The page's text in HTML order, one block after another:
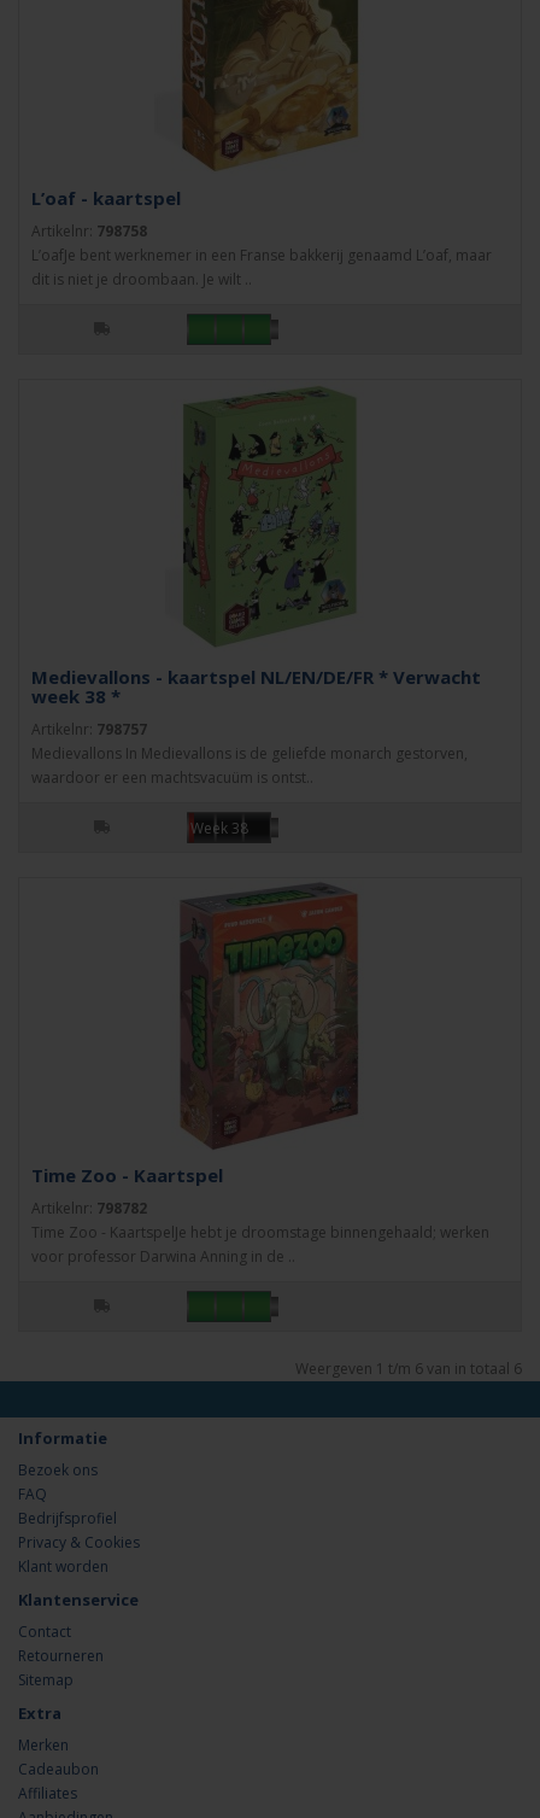
L’oaf - kaartspel
Artikelnr: 798758
L’oafJe bent werknemer in een Franse bakkerij genaamd L’oaf, maar
dit is niet je droombaan. Je wilt ..
Medievallons - kaartspel NL/EN/DE/FR * Verwacht
week 38 *
Artikelnr: 798757
Medievallons In Medievallons is de geliefde monarch gestorven,
waardoor er een machtsvacuüm is ontst..
Week 38
Time Zoo - Kaartspel
Artikelnr: 798782
Time Zoo - KaartspelJe hebt je droomstage binnengehaald; werken
voor professor Darwina Anning in de ..
Weergeven 1 t/m 6 van in totaal 6
Informatie
Bezoek ons
FAQ
Bedrijfsprofiel
Privacy & Cookies
Klant worden
Klantenservice
Contact
Retourneren
Sitemap
Extra
Merken
Cadeaubon
Affiliates